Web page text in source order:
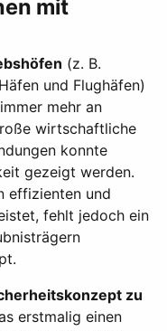
mit
(z. B.
und Flughäfen)
mehr an
wirtschaftliche
konnte
gezeigt werden.
effizienten und
fehlt jedoch ein
zu
erstmalig einen